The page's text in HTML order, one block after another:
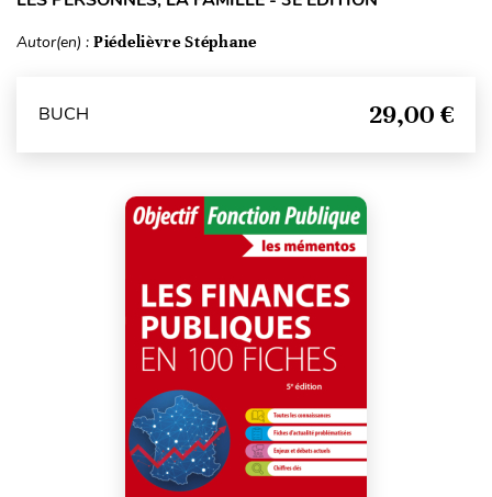
Autor(en) : Piédelièvre Stéphane
BUCH 29,00 €